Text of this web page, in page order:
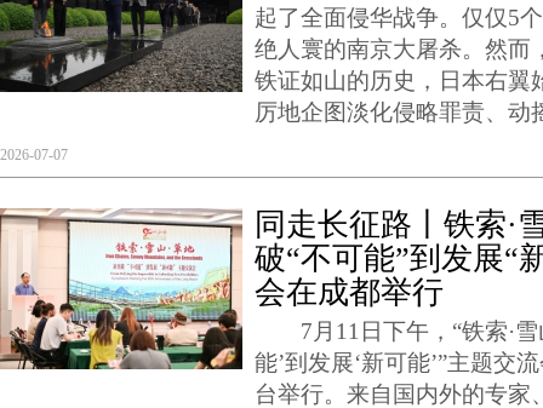
起了全面侵华战争。仅仅5
绝人寰的南京大屠杀。然而
铁证如山的历史，日本右翼
厉地企图淡化侵略罪责、动
2026-07-07
同走长征路丨铁索·
破“不可能”到发展“
会在成都举行
7月11日下午，“铁索·雪
能’到发展‘新可能’”主题交
台举行。来自国内外的专家